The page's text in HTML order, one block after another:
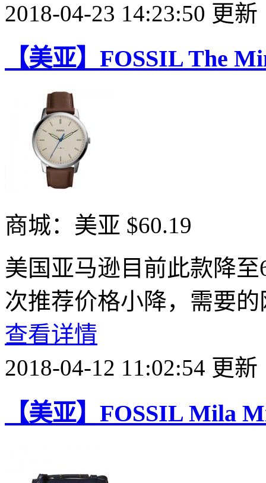
2018-04-23 14:23:50 更新
【美亚】FOSSIL The
商城：美亚 $60.19
美国亚马逊目前此款降
次推荐价格小降，需要
查看详情
2018-04-12 11:02:54 更新
【美亚】FOSSIL Mila